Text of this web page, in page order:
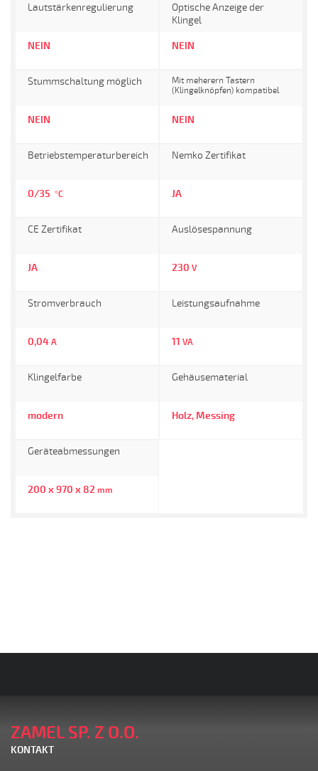
Lautstärkenregulierung
NEIN
Optische Anzeige der
Klingel
NEIN
Stummschaltung möglich
NEIN
Mit meherern Tastern
(Klingelknöpfen) kompatibel
NEIN
Betriebstemperaturbereich
0/35 °C
Nemko Zertifikat
JA
CE Zertifikat
JA
Auslösespannung
230 V
Stromverbrauch
0,04 A
Leistungsaufnahme
11 VA
Klingelfarbe
modern
Gehäusematerial
Holz, Messing
Geräteabmessungen
200 x 970 x 82 mm
ZAMEL SP. Z O.O.
KONTAKT